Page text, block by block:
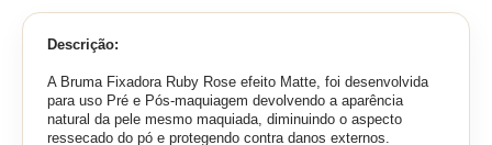
Descrição:
A Bruma Fixadora Ruby Rose efeito Matte, foi desenvolvida
para uso Pré e Pós-maquiagem devolvendo a aparência
natural da pele mesmo maquiada, diminuindo o aspecto
ressecado do pó e protegendo contra danos externos.